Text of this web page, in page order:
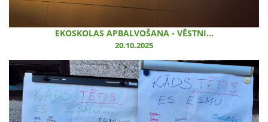
EKOSKOLAS APBALVOŠANA - VĒSTNI...
20.10.2025